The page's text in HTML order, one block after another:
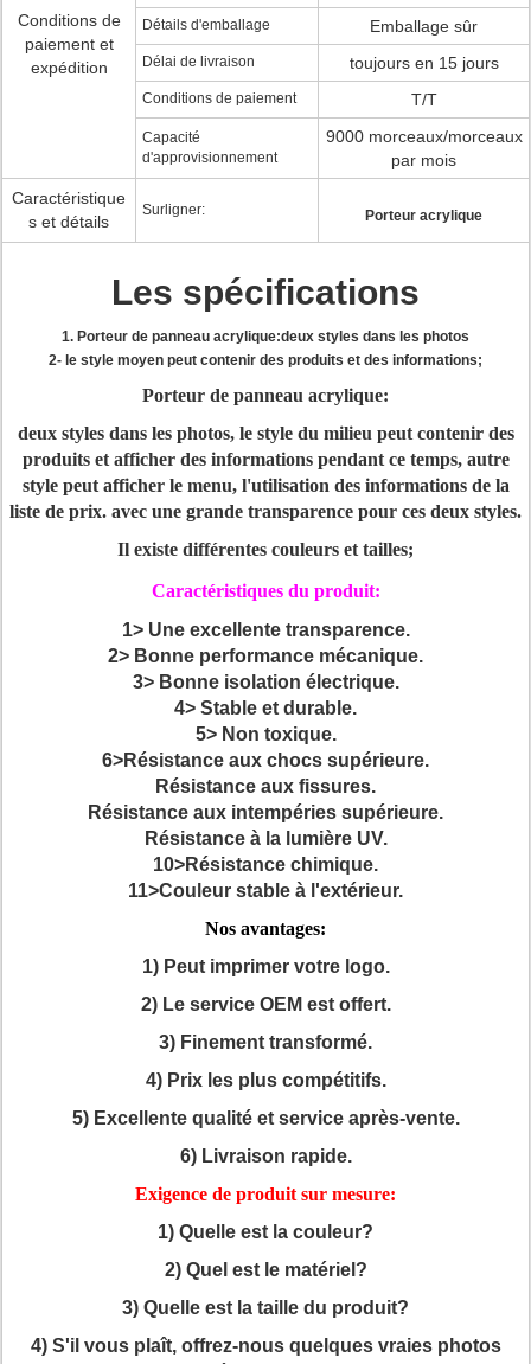
Conditions de
paiement et
expédition
Détails d'emballage Emballage sûr
Délai de livraison toujours en 15 jours
Conditions de paiement T/T
Capacité
d'approvisionnement
9000 morceaux/morceaux
par mois
Caractéristique
s et détails
Surligner: Porteur acrylique
Les spécifications
1. Porteur de panneau acrylique:deux styles dans les photos
2- le style moyen peut contenir des produits et des informations;
Porteur de panneau acrylique:
deux styles dans les photos, le style du milieu peut contenir des
produits et afficher des informations pendant ce temps, autre
style peut afficher le menu, l'utilisation des informations de la
liste de prix. avec une grande transparence pour ces deux styles.
Il existe différentes couleurs et tailles;
Caractéristiques du produit:
1> Une excellente transparence.
2> Bonne performance mécanique.
3> Bonne isolation électrique.
4> Stable et durable.
5> Non toxique.
6>Résistance aux chocs supérieure.
Résistance aux fissures.
Résistance aux intempéries supérieure.
Résistance à la lumière UV.
10>Résistance chimique.
11>Couleur stable à l'extérieur.
Nos avantages:
1) Peut imprimer votre logo.
2) Le service OEM est offert.
3) Finement transformé.
4) Prix les plus compétitifs.
5) Excellente qualité et service après-vente.
6) Livraison rapide.
Exigence de produit sur mesure:
1) Quelle est la couleur?
2) Quel est le matériel?
3) Quelle est la taille du produit?
4) S'il vous plaît, offrez-nous quelques vraies photos